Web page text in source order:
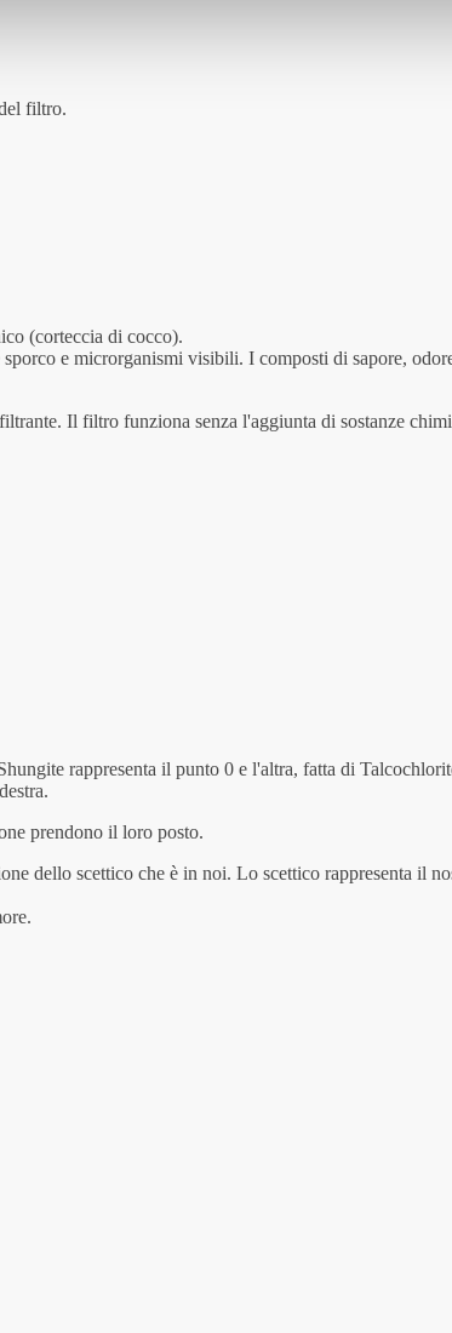
filtro.
(corteccia di cocco).
e microrganismi visibili. I composti di sapore,
Il filtro funziona senza l'aggiunta di sostanze
rappresenta il punto 0 e l'altra, fatta di
prendono il loro posto.
dello scettico che è in noi. Lo scettico rappresenta il